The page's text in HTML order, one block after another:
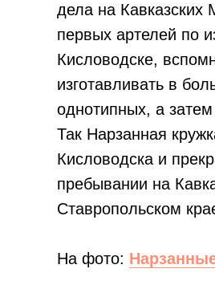
дела на
первых артелей по
Кисловодске,
изготавливать в
однотипных, а
Так Нарзанная
Кисловодска и
пребывании на
Ставропольском
На фото: